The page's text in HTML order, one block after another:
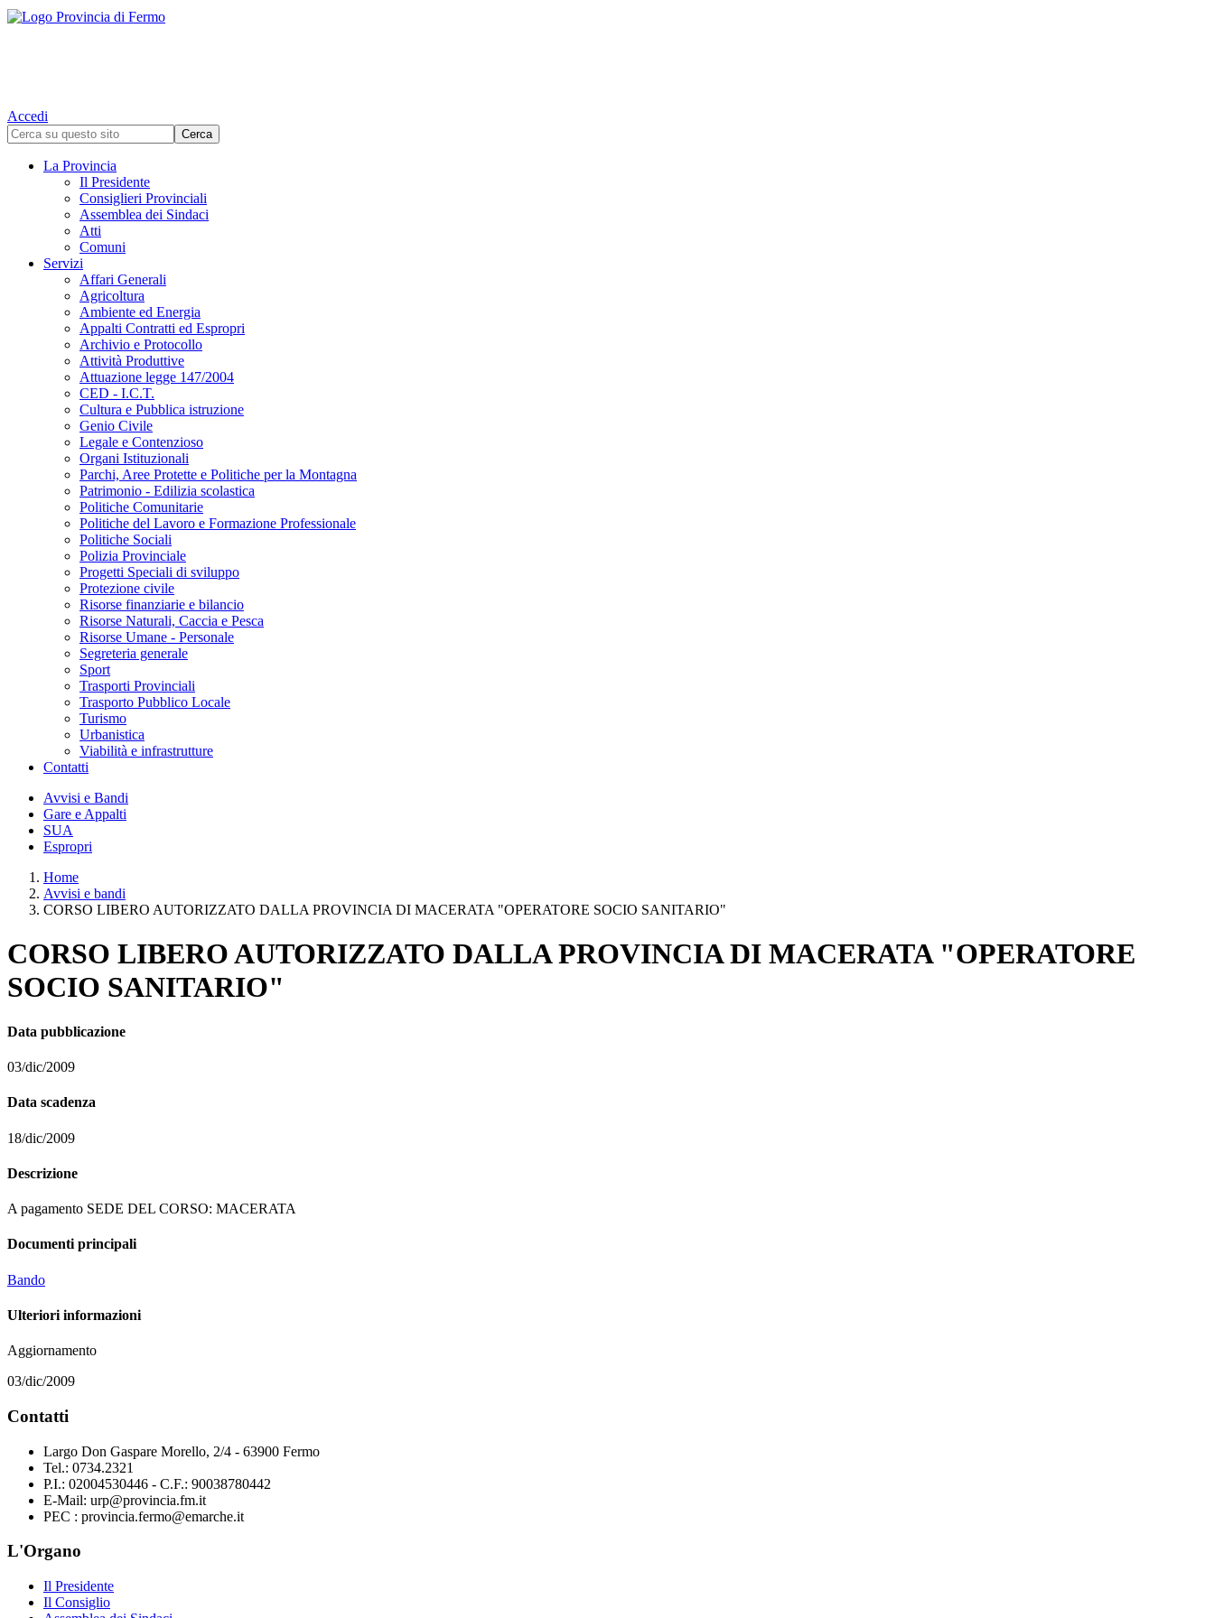
Accedi
La Provincia
Il Presidente
Consiglieri Provinciali
Assemblea dei Sindaci
Atti
Comuni
Servizi
Affari Generali
Agricoltura
Ambiente ed Energia
Appalti Contratti ed Espropri
Archivio e Protocollo
Attività Produttive
Attuazione legge 147/2004
CED - I.C.T.
Cultura e Pubblica istruzione
Genio Civile
Legale e Contenzioso
Organi Istituzionali
Parchi, Aree Protette e Politiche per la Montagna
Patrimonio - Edilizia scolastica
Politiche Comunitarie
Politiche del Lavoro e Formazione Professionale
Politiche Sociali
Polizia Provinciale
Progetti Speciali di sviluppo
Protezione civile
Risorse finanziarie e bilancio
Risorse Naturali, Caccia e Pesca
Risorse Umane - Personale
Segreteria generale
Sport
Trasporti Provinciali
Trasporto Pubblico Locale
Turismo
Urbanistica
Viabilità e infrastrutture
Contatti
Avvisi e Bandi
Gare e Appalti
SUA
Espropri
Home
Avvisi e bandi
CORSO LIBERO AUTORIZZATO DALLA PROVINCIA DI MACERATA "OPERATORE SOCIO SANITARIO"
CORSO LIBERO AUTORIZZATO DALLA PROVINCIA DI MACERATA "OPERATORE
SOCIO SANITARIO"
Data pubblicazione
03/dic/2009
Data scadenza
18/dic/2009
Descrizione
A pagamento SEDE DEL CORSO: MACERATA
Documenti principali
Bando
Ulteriori informazioni
Aggiornamento
03/dic/2009
Contatti
Largo Don Gaspare Morello, 2/4 - 63900 Fermo
Tel.: 0734.2321
P.I.: 02004530446 - C.F.: 90038780442
E-Mail: urp@provincia.fm.it
PEC : provincia.fermo@emarche.it
L'Organo
Il Presidente
Il Consiglio